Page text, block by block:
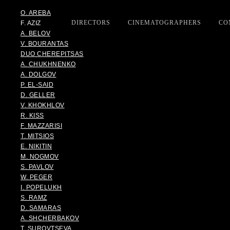
DIRECTORS CINEMATOGRAPHERS
O. AREBA
F. AZIZ
A. BELOV
V. BOURANTAS
DUO CHEREPITSAS
A. CHUKHNENKO
A. DOLGOV
P. EL-SAID
D. GELLER
V. KHOKHLOV
R. KISS
F. MAZZARISI
T. MITSIOS
E. NIKITIN
M. NOGMOV
S. PAVLOV
W. PEGER
I. POPELUKH
S. RAMZ
D. SAMARAS
A. SHCHERBAKOV
T. SUROVTSEVA